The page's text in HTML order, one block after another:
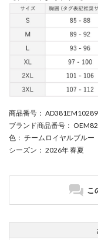
商品番号 ：
ブランド商品番号 ：
色 ： チームロイヤルブルー
シーズン ： 2026年 春夏
こ